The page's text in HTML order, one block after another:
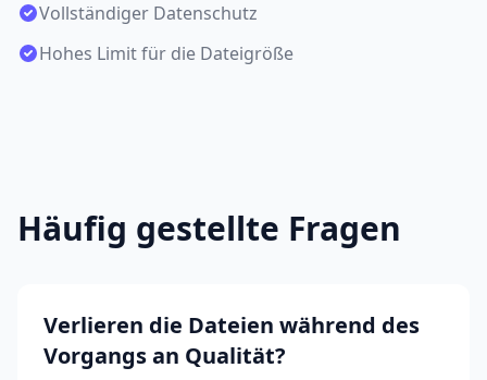
Vollständiger Datenschutz
Hohes Limit für die Dateigröße
Häufig gestellte Fragen
Verlieren die Dateien während des
Vorgangs an Qualität?